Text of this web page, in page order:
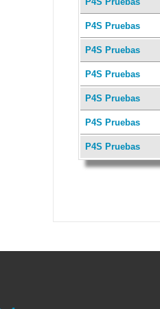
P4S Pruebas
P4S Pruebas
P4S Pruebas
P4S Pruebas
P4S Pruebas
P4S Pruebas